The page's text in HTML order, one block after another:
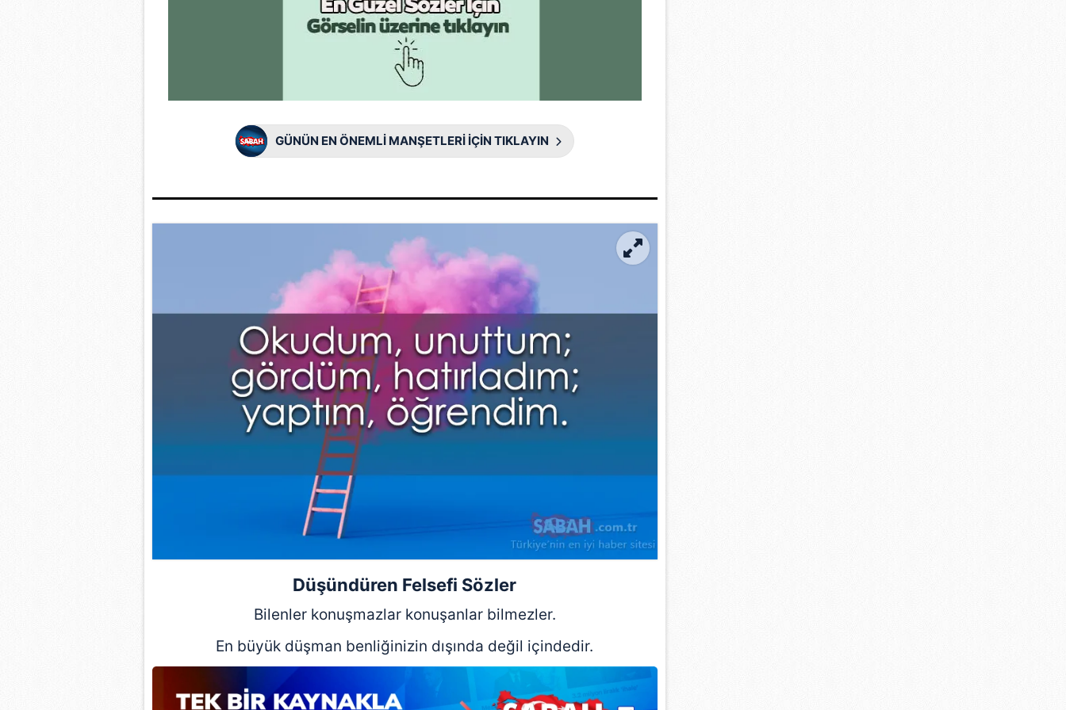
mevzuata uygun olarak kullanılan çerezlerle ilgili bilgi almak için lütfen
GÜNÜN EN ÖNEMLİ MANŞETLERİ İÇİN TIKLAYIN
Düşündüren Felsefi Sözler
Bilenler konuşmazlar konuşanlar bilmezler.
En büyük düşman benliğinizin dışında değil içindedir.